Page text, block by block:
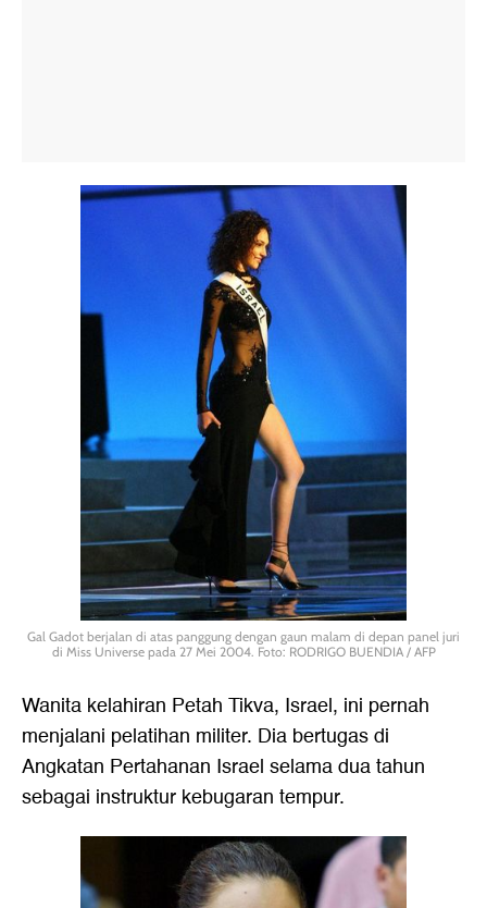
Gal Gadot berjalan di atas panggung dengan gaun malam di depan panel juri
di Miss Universe pada 27 Mei 2004. Foto: RODRIGO BUENDIA / AFP
Wanita kelahiran Petah Tikva, Israel, ini pernah
menjalani pelatihan militer. Dia bertugas di
Angkatan Pertahanan Israel selama dua tahun
sebagai instruktur kebugaran tempur.